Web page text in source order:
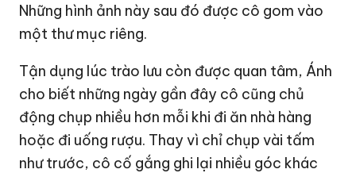
Những hình ảnh này sau đó được cô gom vào
một thư mục riêng.
Tận dụng lúc trào lưu còn được quan tâm, Ánh
cho biết những ngày gần đây cô cũng chủ
động chụp nhiều hơn mỗi khi đi ăn nhà hàng
hoặc đi uống rượu. Thay vì chỉ chụp vài tấm
như trước, cô cố gắng ghi lại nhiều góc khác